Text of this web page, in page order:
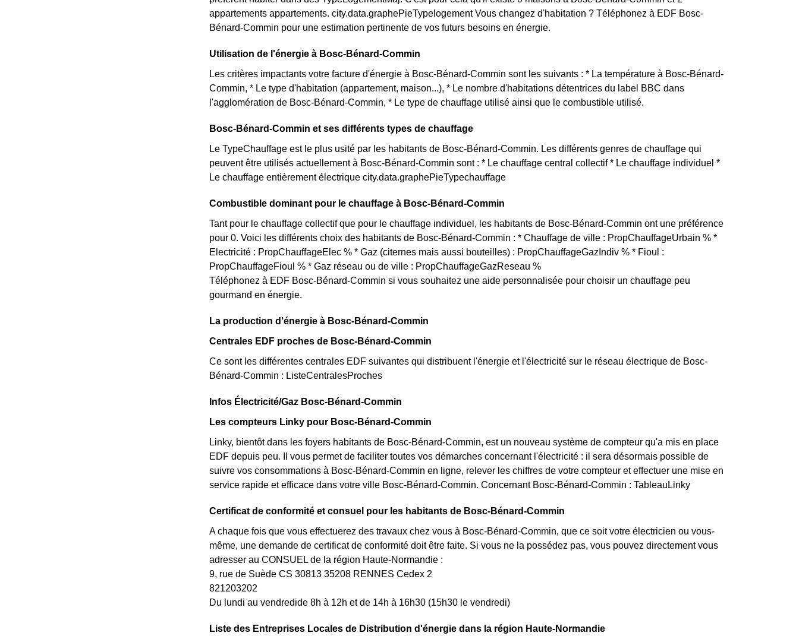
appartements appartements. city.data.graphePieTypelogement Vous changez d'habitation ? Téléphonez à EDF Bosc-
Bénard-Commin pour une estimation pertinente de vos futurs besoins en énergie.
Utilisation de l'énergie à Bosc-Bénard-Commin
Les critères impactants votre facture d'énergie à Bosc-Bénard-Commin sont les suivants : * La température à Bosc-Bénard-
Commin, * Le type d'habitation (appartement, maison...), * Le nombre d'habitations détentrices du label BBC dans
l'agglomération de Bosc-Bénard-Commin, * Le type de chauffage utilisé ainsi que le combustible utilisé.
Bosc-Bénard-Commin et ses différents types de chauffage
Le TypeChauffage est le plus usité par les habitants de Bosc-Bénard-Commin. Les différents genres de chauffage qui
peuvent être utilisés actuellement à Bosc-Bénard-Commin sont : * Le chauffage central collectif * Le chauffage individuel *
Le chauffage entièrement électrique city.data.graphePieTypechauffage
Combustible dominant pour le chauffage à Bosc-Bénard-Commin
Tant pour le chauffage collectif que pour le chauffage individuel, les habitants de Bosc-Bénard-Commin ont une préférence
pour 0. Voici les différents choix des habitants de Bosc-Bénard-Commin : * Chauffage de ville : PropChauffageUrbain % *
Electricité : PropChauffageElec % * Gaz (citernes mais aussi bouteilles) : PropChauffageGazIndiv % * Fioul :
PropChauffageFioul % * Gaz réseau ou de ville : PropChauffageGazReseau %
Téléphonez à EDF Bosc-Bénard-Commin si vous souhaitez une aide personnalisée pour choisir un chauffage peu
gourmand en énergie.
La production d'énergie à Bosc-Bénard-Commin
Centrales EDF proches de Bosc-Bénard-Commin
Ce sont les différentes centrales EDF suivantes qui distribuent l'énergie et l'électricité sur le réseau électrique de Bosc-
Bénard-Commin : ListeCentralesProches
Infos Électricité/Gaz Bosc-Bénard-Commin
Les compteurs Linky pour Bosc-Bénard-Commin
Linky, bientôt dans les foyers habitants de Bosc-Bénard-Commin, est un nouveau système de compteur qu'a mis en place
EDF depuis peu. Il vous permet de faciliter toutes vos démarches concernant l'électricité : il sera désormais possible de
suivre vos consommations à Bosc-Bénard-Commin en ligne, relever les chiffres de votre compteur et effectuer une mise en
service rapide et efficace dans votre ville Bosc-Bénard-Commin. Concernant Bosc-Bénard-Commin : TableauLinky
Certificat de conformité et consuel pour les habitants de Bosc-Bénard-Commin
A chaque fois que vous effectuerez des travaux chez vous à Bosc-Bénard-Commin, que ce soit votre électricien ou vous-
même, une demande de certificat de conformité doit être faite. Si vous ne la possédez pas, vous pouvez directement vous
adresser au CONSUEL de la région Haute-Normandie :
9, rue de Suède CS 30813 35208 RENNES Cedex 2
821203202
Du lundi au vendredide 8h à 12h et de 14h à 16h30 (15h30 le vendredi)
Liste des Entreprises Locales de Distribution d'énergie dans la région Haute-Normandie